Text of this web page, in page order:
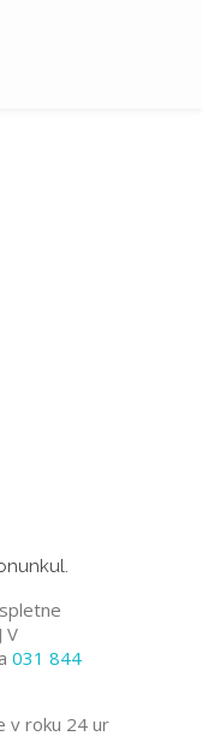
V
031 844
v roku 24 ur